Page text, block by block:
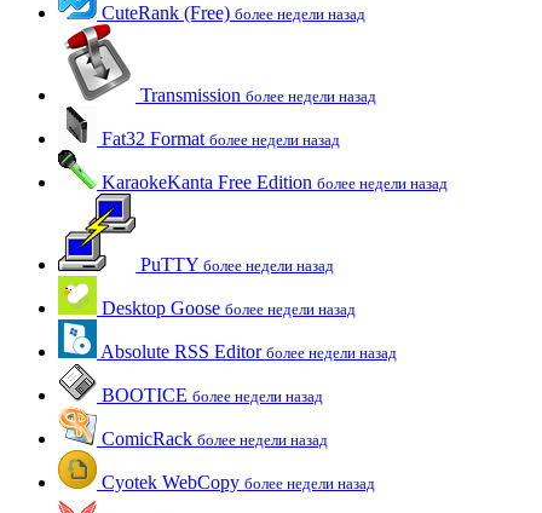
CuteRank (Free) более недели назад
Transmission более недели назад
Fat32 Format более недели назад
KaraokeKanta Free Edition более недели назад
PuTTY более недели назад
Desktop Goose более недели назад
Absolute RSS Editor более недели назад
BOOTICE более недели назад
ComicRack более недели назад
Cyotek WebCopy более недели назад